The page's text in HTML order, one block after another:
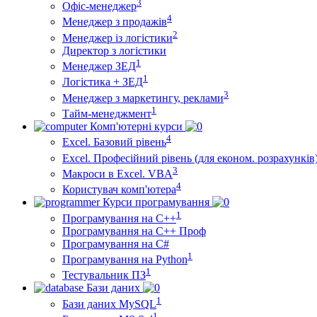
Офіс-менеджер3
Менеджер з продажів4
Менеджер із логістики2
Директор з логістики
Менеджер ЗEД1
Логістика + ЗЕД1
Менеджер з маркетингу, реклами3
Тайм-менеджмент1
Комп'ютерні курси
Excel. Базовий рівень4
Excel. Професійний рівень (для економ.
Макроси в Excel. VBA3
Користувач комп'ютера4
Курси програмування
Програмування на С++1
Програмування на С++ Проф
Програмування на C#
Програмування на Python1
Тестувальник ПЗ1
Бази даних
Бази даних MySQL1